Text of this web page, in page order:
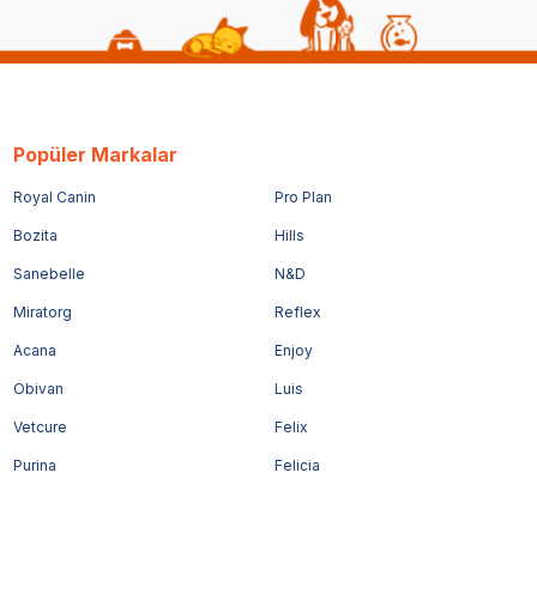
Popüler Markalar
Royal Canin Pro Plan
Bozita Hills
Sanebelle N&D
Miratorg Reflex
Acana Enjoy
Obivan Luis
Vetcure Felix
Purina Felicia